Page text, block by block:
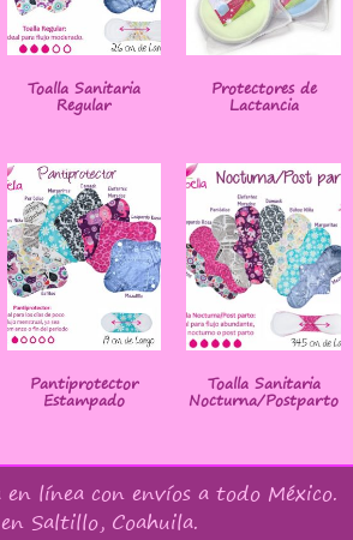
Toalla Sanitaria
Regular
Protectores de
Lactancia
Pantiprotector
Estampado
Toalla Sanitaria
Nocturna/Postparto
línea con envíos a todo México.
Saltillo, Coahuila.